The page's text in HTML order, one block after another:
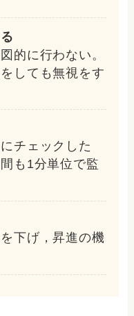
的に行わない。
しても無視をす
チェックした
も1分単位で監
下げ，昇進の機